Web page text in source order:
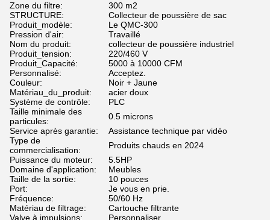
Zone du filtre:
300 m2
STRUCTURE:
Collecteur de poussière de sac
Produit_modèle:
Le QMC-300
Pression d'air:
Travaillé
Nom du produit:
collecteur de poussière industriel
Produit_tension:
220/460 V
Produit_Capacité:
5000 à 10000 CFM
Personnalisé:
Acceptez.
Couleur:
Noir + Jaune
Matériau_du_produit:
acier doux
Système de contrôle:
PLC
Taille minimale des
particules:
0.5 microns
Service après garantie:
Assistance technique par vidéo
Type de
commercialisation:
Produits chauds en 2024
Puissance du moteur:
5.5HP
Domaine d'application:
Meubles
Taille de la sortie:
10 pouces
Port:
Je vous en prie.
Fréquence:
50/60 Hz
Matériau de filtrage:
Cartouche filtrante
Valve à impulsions:
Personnaliser